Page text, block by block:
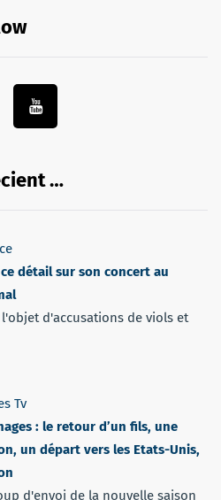
…
détail sur son concert au
d'accusations de viols et
Tv
: le retour d’un fils, une
un départ vers les Etats-Unis,
d'envoi de la nouvelle saison